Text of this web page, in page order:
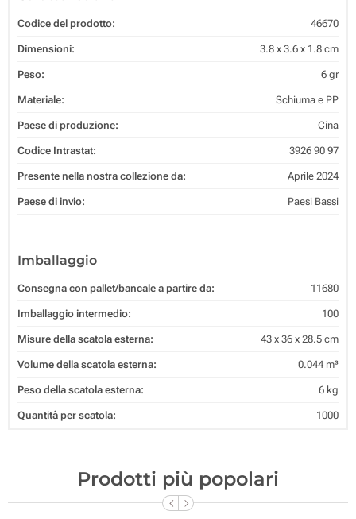
Codice del prodotto: 46670
Dimensioni: 3.8 x 3.6 x 1.8 cm
Peso: 6 gr
Materiale: Schiuma e PP
Paese di produzione: Cina
Codice Intrastat: 3926 90 97
Presente nella nostra collezione da: Aprile 2024
Paese di invio: Paesi Bassi
Imballaggio
Consegna con pallet/bancale a partire da: 11680
Imballaggio intermedio: 100
Misure della scatola esterna: 43 x 36 x 28.5 cm
Volume della scatola esterna: 0.044 m³
Peso della scatola esterna: 6 kg
Quantità per scatola: 1000
Prodotti più popolari